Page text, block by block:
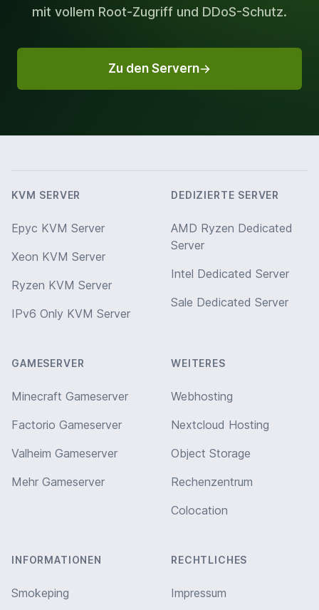
mit vollem Root-Zugriff und DDoS-Schutz.
Zu den Servern
KVM SERVER
Epyc KVM Server
Xeon KVM Server
Ryzen KVM Server
IPv6 Only KVM Server
DEDIZIERTE SERVER
AMD Ryzen Dedicated
Server
Intel Dedicated Server
Sale Dedicated Server
GAMESERVER
Minecraft Gameserver
Factorio Gameserver
Valheim Gameserver
Mehr Gameserver
WEITERES
Webhosting
Nextcloud Hosting
Object Storage
Rechenzentrum
Colocation
INFORMATIONEN
Smokeping
RECHTLICHES
Impressum